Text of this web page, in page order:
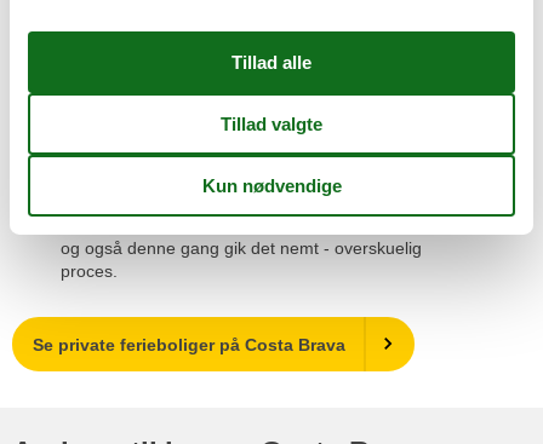
Kundevurderinger af Feline Holidays
Ingen gnidninger, alt forløb som det skulle :)
og også denne gang gik det nemt - overskuelig
proces.
Se private ferieboliger på Costa Brava